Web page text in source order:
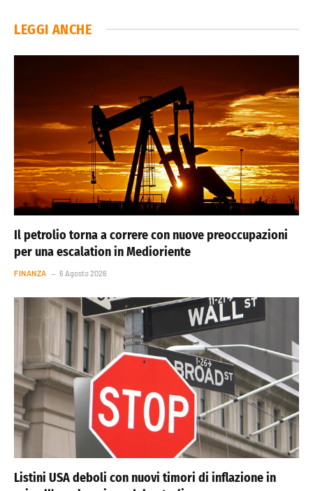
LEGGI ANCHE
Il petrolio torna a correre con nuove preoccupazioni
per una escalation in Medioriente
FINANZA 6 Agosto 2026
Listini USA deboli con nuovi timori di inflazione in